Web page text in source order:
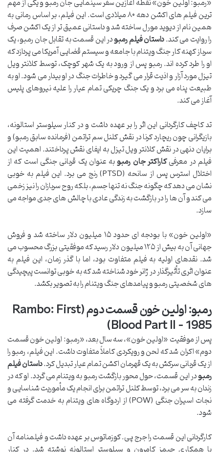
ترین فیلم های اکشن دهه ۸۰ میلادی است. این فیلم، بر اساس رمانی به
همین نام از دیوید مورل ساخته شد و داستانی عمیق تر از یک اکشن صرف
را روایت می کند.داستان فیلم رمبودر این قسمت به تقابل جان رمبو، یک
سرباز کهنه کار جنگ ویتنام با جامعه و سیستم قضایی آمریکا می پردازد که
او را طرد کرده اند. رمبو پس از ورود به یک شهر کوچک، توسط کلانتر ویل
تیزل مورد آزار و اذیت قرار می گیرد و خاطرات جنگ در او بیدار می شود. او به
طبیعت پناه می برد و یک جنگ چریکی تمام عیار را علیه نیروهای پلیس
آغاز می کند.
تد کاچف کارگردانی این اثر را بر عهده داشت و در کنار سیلوستر استالونه،
بازیگرانی چون ریچارد کرنا در نقش کلنل سم تراتمن (فرمانده سابق رمبو) و
برایان دنهی در نقش کلانتر ویل تیزل به ایفای نقش پرداختند. اهمیت این
فیلم در معرفیکاراکتر جان رمبوبه عنوان یک قربانی جنگی است که از
اختلال استرس پس از سانحه (PTSD) رنج می برد. این فیلم به خوبی
نشان می دهد که چگونه جنگ نه تنها جسم، بلکه روح سربازان را نیز زخمی
می کند و آن ها را در بازگشت به زندگی عادی با چالش های جدی مواجه می
سازد.
«اولین خون» با بودجه ای حدود ۱۵ میلیون دلار ساخته شد و فروش
جهانی آن به بیش از ۱۲۵ میلیون دلار رسید که موفقیتی بزرگ محسوب می
شد. نقدهای اولیه به فیلم متفاوت بود، اما با گذر زمان، این فیلم به
عنوان اثری تأثیرگذار در ژانر خود شناخته شد که به خوبی توانست پیچیدگی
های شخصیتی رمبو و پیامدهای جنگ ویتنام را به تصویر بکشد.
رمبو: اولین خون قسمت دوم (Rambo: First
Blood Part II – 1985)
پس از موفقیت «اولین خون»، سه سال بعد، «رمبو: اولین خون قسمت
دوم» اکران شد که لحن و رویکردی کاملاً متفاوت داشت. این فیلم، رمبو را
از یک قربانی سرکش به یک قهرمان اکشن تمام عیار تبدیل کرد.داستان فیلم
رمبودر این قسمت، حول محور بازگشت رمبو به ویتنام می گردد. او که در
زندان به سر می برد، توسط کلنل تراتمن برای انجام یک مأموریت شناسایی و
نجات اسیران جنگی (POW) از اردوگاه های ویتنام به خدمت گرفته می
شود.
کارگردانی این قسمت را جرج پی. کوزماتوس بر عهده داشت و فیلمنامه آن